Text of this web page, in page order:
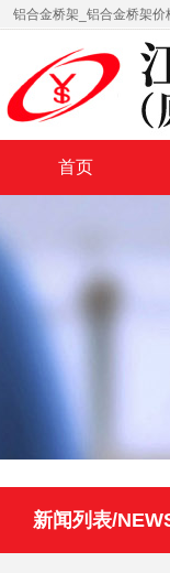
铝合金桥架_铝合金桥架
首页
新闻列表/